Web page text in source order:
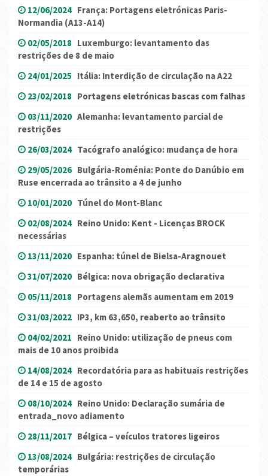
12/06/2024 França: Portagens eletrónicas Paris-
Normandia (A13-A14)
02/05/2018 Luxemburgo: levantamento das
restrições de 8 de maio
24/01/2025 Itália: Interdição de circulação na A22
23/02/2018 Portagens eletrónicas bascas com falhas
03/11/2020 Alemanha: levantamento parcial de
restrições
26/03/2024 Tacógrafo analógico: mudança de hora
29/05/2026 Bulgária-Roménia: Ponte do Danúbio em
Ruse encerrada ao trânsito a 4 de junho
10/01/2020 Túnel do Mont-Blanc
02/08/2024 Reino Unido: Kent - Licenças BROCK
necessárias
13/11/2020 Espanha: túnel de Bielsa-Aragnouet
31/07/2020 Bélgica: nova obrigação declarativa
05/11/2018 Portagens alemãs aumentam em 2019
31/03/2022 IP3, km 63,650, reaberto ao trânsito
04/02/2021 Reino Unido: utilização de pneus com
mais de 10 anos proibida
14/08/2024 Recordatória para as habituais restrições
de 14 e 15 de agosto
08/10/2024 Reino Unido: Declaração sumária de
entrada_novo adiamento
28/11/2017 Bélgica – veículos tratores ligeiros
13/08/2024 Bulgária: restrições de circulação
temporárias